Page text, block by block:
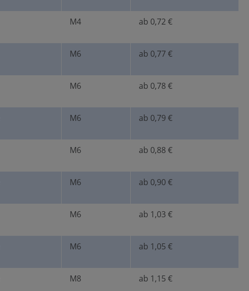
M4 ab 0,72 €
M6 ab 0,77 €
M6 ab 0,78 €
M6 ab 0,79 €
M6 ab 0,88 €
M6 ab 0,90 €
M6 ab 1,03 €
M6 ab 1,05 €
M8 ab 1,15 €